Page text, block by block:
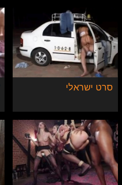
סרט ישראלי